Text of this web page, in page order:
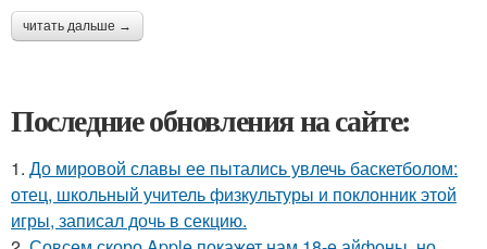
читать дальше →
Последние обновления на сайте:
1. До мировой славы ее пытались увлечь баскетболом:
отец, школьный учитель физкультуры и поклонник этой
игры, записал дочь в секцию.